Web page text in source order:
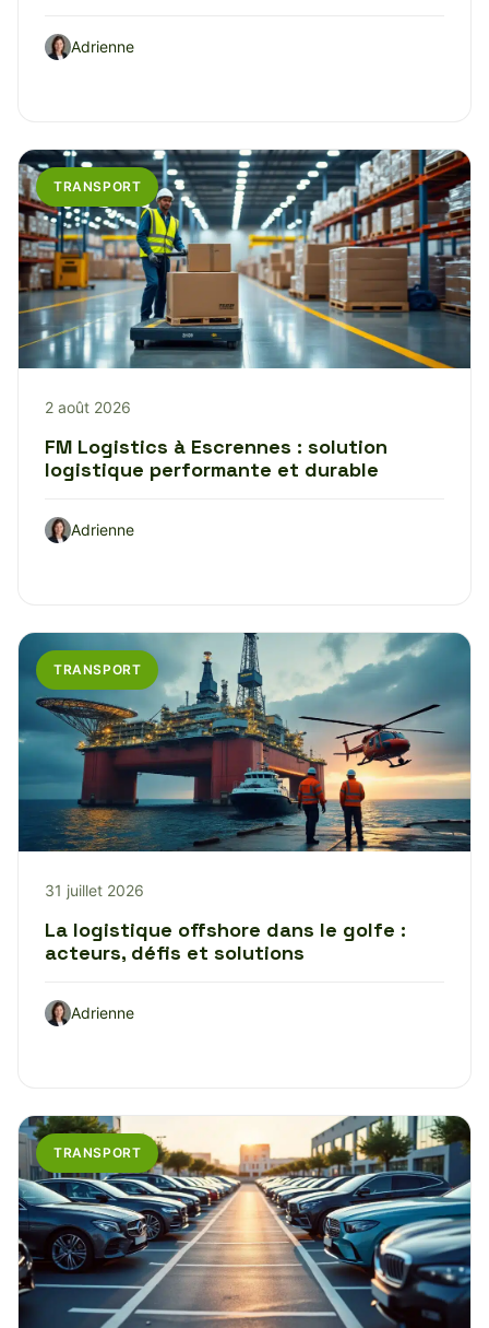
Adrienne
TRANSPORT
2 août 2026
FM Logistics à Escrennes : solution
logistique performante et durable
Adrienne
TRANSPORT
31 juillet 2026
La logistique offshore dans le golfe :
acteurs, défis et solutions
Adrienne
TRANSPORT